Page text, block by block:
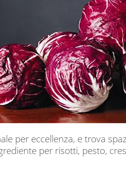
per eccellenza, e trova
per risotti, pesto,